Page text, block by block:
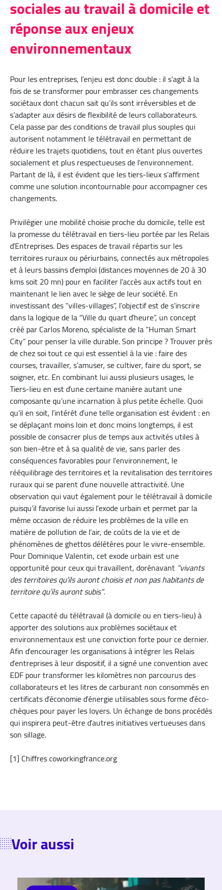
sociales au travail à domicile et
réponse aux enjeux
environnementaux
Pour les entreprises, l’enjeu est donc double : il s’agit à la
fois de se transformer pour embrasser ces changements
sociétaux dont chacun sait qu’ils sont irréversibles et de
s’adapter aux désirs de flexibilité de leurs collaborateurs.
Cela passe par des conditions de travail plus souples qui
autorisent notamment le télétravail en permettant de
réduire les trajets quotidiens, tout en étant plus ouvertes
socialement et plus respectueuses de l’environnement.
Partant de là, il est évident que les tiers-lieux s’affirment
comme une solution incontournable pour accompagner ces
changements.
Privilégier une mobilité choisie proche du domicile, telle est
la promesse du télétravail en tiers-lieu portée par les Relais
d’Entreprises. Des espaces de travail répartis sur les
territoires ruraux ou périurbains, connectés aux métropoles
et à leurs bassins d’emploi (distances moyennes de 20 à 30
kms soit 20 mn) pour en faciliter l’accès aux actifs tout en
maintenant le lien avec le siège de leur société. En
investissant des “villes-villages”, l’objectif est de s’inscrire
dans la logique de la “Ville du quart d’heure”, un concept
créé par Carlos Moreno, spécialiste de la “Human Smart
City” pour penser la ville durable. Son principe ? Trouver près
de chez soi tout ce qui est essentiel à la vie : faire des
courses, travailler, s’amuser, se cultiver, faire du sport, se
soigner, etc. En combinant lui aussi plusieurs usages, le
Tiers-lieu en est d’une certaine manière autant une
composante qu’une incarnation à plus petite échelle. Quoi
qu’il en soit, l’intérêt d’une telle organisation est évident : en
se déplaçant moins loin et donc moins longtemps, il est
possible de consacrer plus de temps aux activités utiles à
son bien-être et à sa qualité de vie, sans parler des
conséquences favorables pour l’environnement, le
rééquilibrage des territoires et la revitalisation des territoires
ruraux qui se parent d’une nouvelle attractivité. Une
observation qui vaut également pour le télétravail à domicile
puisqu’il favorise lui aussi l’exode urbain et permet par la
même occasion de réduire les problèmes de la ville en
matière de pollution de l’air, de coûts de la vie et de
phénomènes de ghettos délétères pour le vivre-ensemble.
Pour Dominique Valentin, cet exode urbain est une
opportunité pour ceux qui travaillent, dorénavant “vivants
des territoires qu’ils auront choisis et non pas habitants de
territoire qu’ils auront subis“.
Cette capacité du télétravail (à domicile ou en tiers-lieu) à
apporter des solutions aux problèmes sociétaux et
environnementaux est une conviction forte pour ce dernier.
Afin d’encourager les organisations à intégrer les Relais
d’entreprises à leur dispositif, il a signé une convention avec
EDF pour transformer les kilomètres non parcourus des
collaborateurs et les litres de carburant non consommés en
certificats d’économie d’énergie utilisables sous forme d’éco-
chèques pour payer les loyers. Un échange de bons procédés
qui inspirera peut-être d’autres initiatives vertueuses dans
son sillage.
[1] Chiffres coworkingfrance.org
Voir aussi